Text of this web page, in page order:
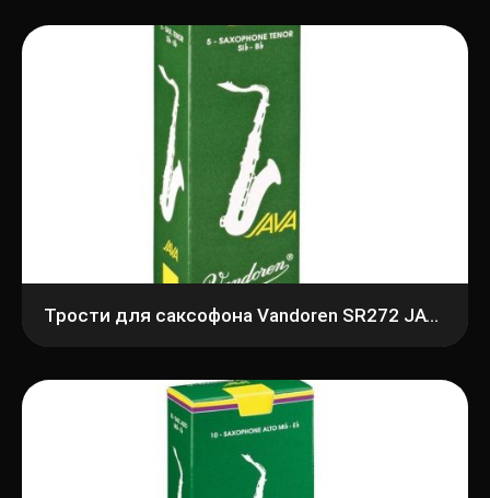
Трости для саксофона Vandoren SR272 JAVA